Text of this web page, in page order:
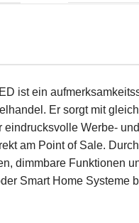
ist ein
Er sorgt mit
eindrucksvolle Werbe- und
am Point of Sale. Durch
dimmbare Funktionen
Smart Home Systeme